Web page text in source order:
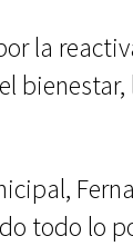
la
bienestar,
todo lo